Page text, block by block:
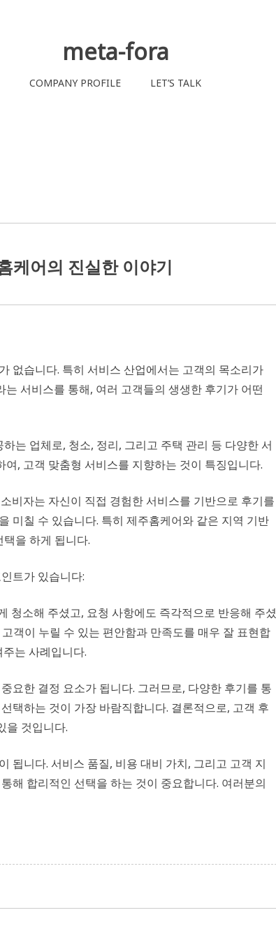
meta-fora
COMPANY PROFILE LET’S TALK
케어의 진실한 이야기
없습니다. 특히 서비스 산업에서는 고객의 목소리가
서비스를 통해, 여러 고객들의 생생한 후기가 어떤
는 업체로, 청소, 정리, 그리고 주택 관리 등 다양한 서
, 고객 맞춤형 서비스를 지향하는 것이 특징입니다.
비자는 자신이 직접 경험한 서비스를 기반으로 후기를
미칠 수 있습니다. 특히 제주홈케어와 같은 지역 기반
을 하게 됩니다.
트가 있습니다:
청소해 주셨고, 요청 사항에도 즉각적으로 반응해 주셨
객이 누릴 수 있는 편안함과 만족도를 매우 잘 표현합
는 사례입니다.
요한 결정 요소가 됩니다. 그러므로, 다양한 후기를 통
택하는 것이 가장 바람직합니다. 결론적으로, 고객 후
을 것입니다.
됩니다. 서비스 품질, 비용 대비 가치, 그리고 고객 지
해 합리적인 선택을 하는 것이 중요합니다. 여러분의